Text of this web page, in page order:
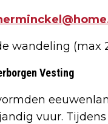
wandeling (max
Vesting
vuur.